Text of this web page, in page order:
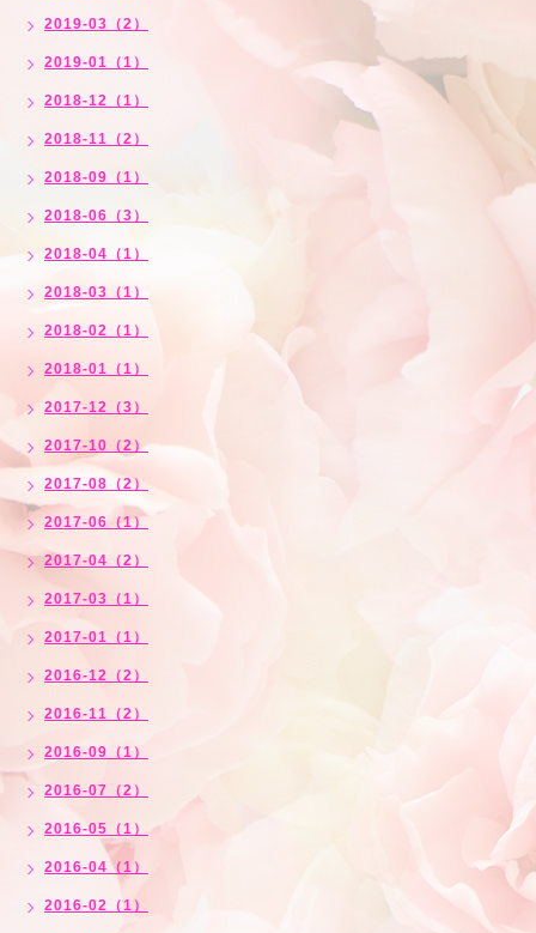
2019-03（2）
2019-01（1）
2018-12（1）
2018-11（2）
2018-09（1）
2018-06（3）
2018-04（1）
2018-03（1）
2018-02（1）
2018-01（1）
2017-12（3）
2017-10（2）
2017-08（2）
2017-06（1）
2017-04（2）
2017-03（1）
2017-01（1）
2016-12（2）
2016-11（2）
2016-09（1）
2016-07（2）
2016-05（1）
2016-04（1）
2016-02（1）